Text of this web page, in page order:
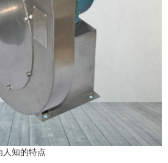
人知的特点